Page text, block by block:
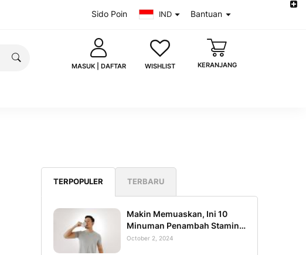
Sido Poin IND Bantuan
MASUK | DAFTAR
Belum punya akun? Daftar sekarang
Masuk dengan Google
WISHLIST KERANJANG
TERPOPULER
Makin Memuaskan, Ini 10
Minuman Penambah Stamina
Pria di Ranjang
October 2, 2024
TERBARU